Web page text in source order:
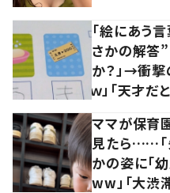
「絵にあう
さかの解答
か？」→衝撃
ｗ」「天才だ
ママが保育
見たら……「
かの姿に「
ww」「大渋